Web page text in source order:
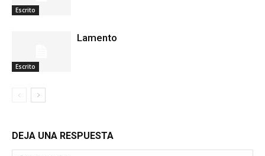
Escrito
Escrito
Lamento
DEJA UNA RESPUESTA